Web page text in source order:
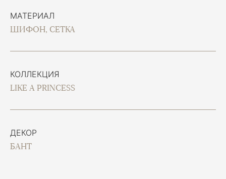
МАТЕРИАЛ
ШИФОН, СЕТКА
КОЛЛЕКЦИЯ
LIKE A PRINCESS
ДЕКОР
БАНТ